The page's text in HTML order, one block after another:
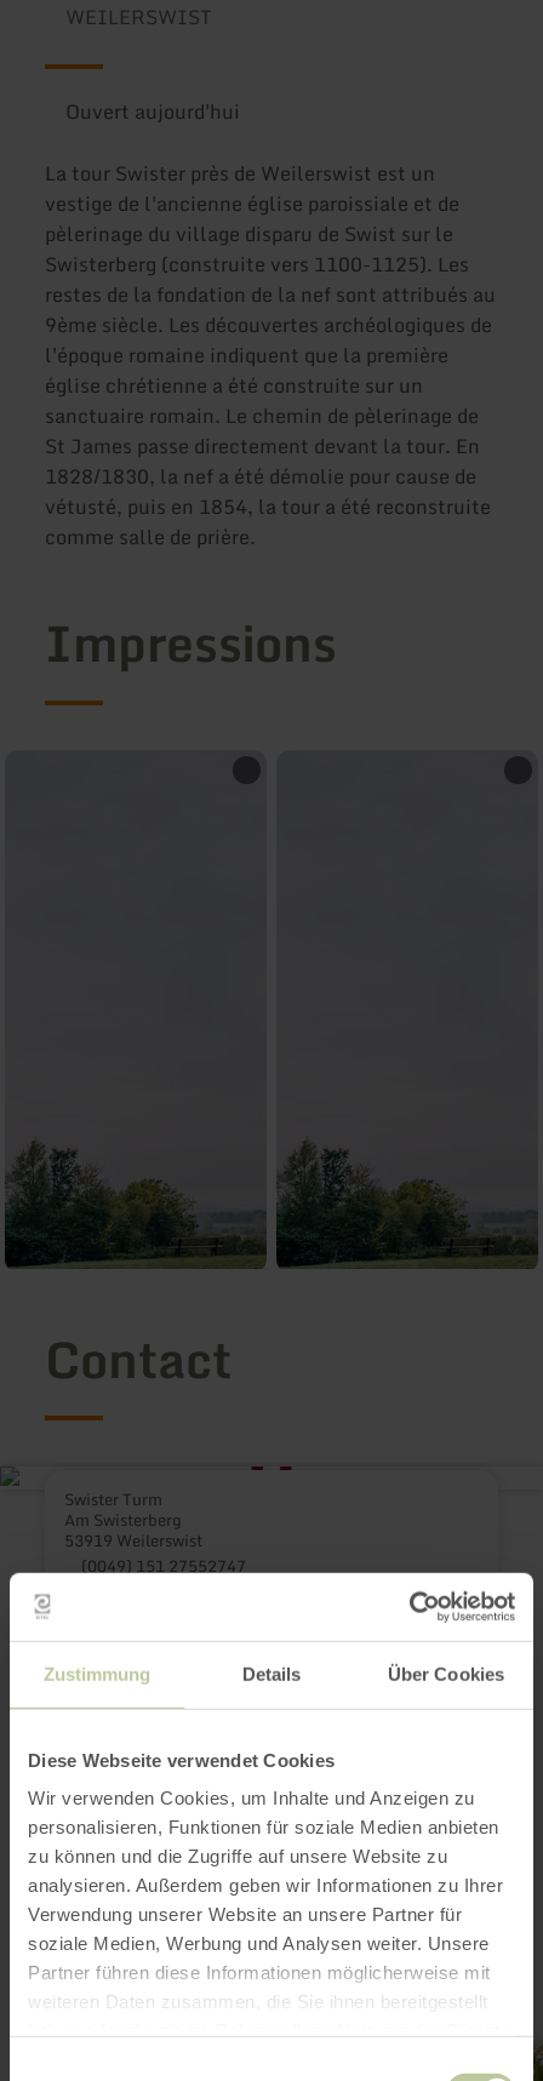
Zustimmung Details Über Cookies
Diese Webseite verwendet Cookies
Wir verwenden Cookies, um Inhalte und Anzeigen zu
personalisieren, Funktionen für soziale Medien anbieten
zu können und die Zugriffe auf unsere Website zu
analysieren. Außerdem geben wir Informationen zu Ihrer
Verwendung unserer Website an unsere Partner für
soziale Medien, Werbung und Analysen weiter. Unsere
Partner führen diese Informationen möglicherweise mit
weiteren Daten zusammen, die Sie ihnen bereitgestellt
WEILERSWIST
Ouvert aujourd'hui
La tour Swister près de Weilerswist est un
vestige de l'ancienne église paroissiale et de
pèlerinage du village disparu de Swist sur le
Swisterberg (construite vers 1100-1125). Les
restes de la fondation de la nef sont attribués au
9ème siècle. Les découvertes archéologiques de
l'époque romaine indiquent que la première
église chrétienne a été construite sur un
sanctuaire romain. Le chemin de pèlerinage de
St James passe directement devant la tour. En
1828/1830, la nef a été démolie pour cause de
vétusté, puis en 1854, la tour a été reconstruite
comme salle de prière.
Impressions
Contact
Swister Turm
Am Swisterberg
53919 Weilerswist
(0049) 151 27552747
Afficher sur la carte
Cela pourrait
également vous
intéresser